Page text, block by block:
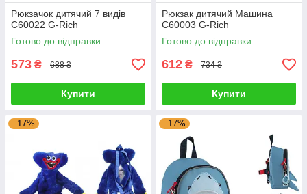
Рюкзачок дитячий 7 видів
C60022 G-Rich
Готово до відправки
573 ₴ 688 ₴
Купити
Рюкзак дитячий Машина
C60003 G-Rich
Готово до відправки
612 ₴ 734 ₴
Купити
–17% –17%